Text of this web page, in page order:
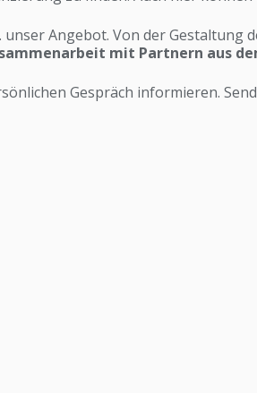
unserAngebot. Von der Gestaltung
mit Partnern aus
Gespräch informieren.